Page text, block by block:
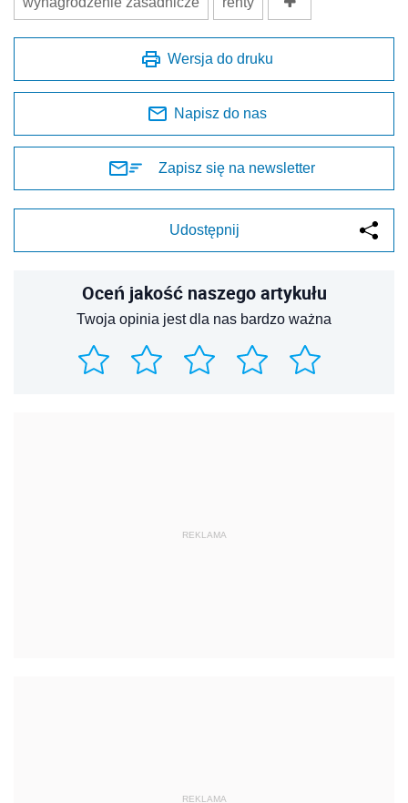
Wersja do druku
Napisz do nas
Zapisz się na newsletter
Udostępnij
Oceń jakość naszego artykułu
Twoja opinia jest dla nas bardzo ważna
REKLAMA
REKLAMA